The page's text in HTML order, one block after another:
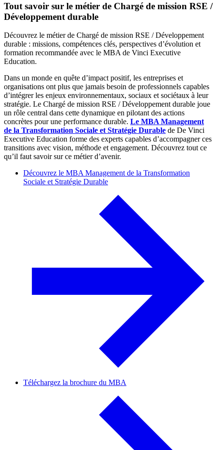
Tout savoir sur le métier de Chargé de mission RSE /
Développement durable
Découvrez le métier de Chargé de mission RSE / Développement
durable : missions, compétences clés, perspectives d’évolution et
formation recommandée avec le MBA de Vinci Executive
Education.
Dans un monde en quête d’impact positif, les entreprises et
organisations ont plus que jamais besoin de professionnels capables
d’intégrer les enjeux environnementaux, sociaux et sociétaux à leur
stratégie. Le Chargé de mission RSE / Développement durable joue
un rôle central dans cette dynamique en pilotant des actions
concrètes pour une performance durable. Le MBA Management
de la Transformation Sociale et Stratégie Durable de De Vinci
Executive Education forme des experts capables d’accompagner ces
transitions avec vision, méthode et engagement. Découvrez tout ce
qu’il faut savoir sur ce métier d’avenir.
Découvrez le MBA Management de la Transformation
Sociale et Stratégie Durable
Téléchargez la brochure du MBA